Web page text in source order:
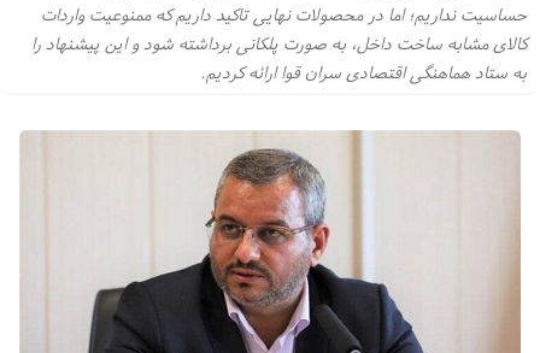
حساسیت نداریم؛ اما در محصولات نهایی تاکید داریم که ممنوعیت واردات
کالای مشابه ساخت داخل، به صورت پلکانی برداشته شود و این پیشنهاد را
به ستاد هماهنگی اقتصادی سران قوا ارائه کردیم.